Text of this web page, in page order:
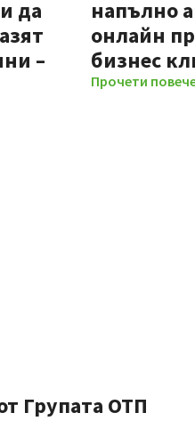
да
–
напълно
онлайн
бизнес
Прочети
Групата ОТП